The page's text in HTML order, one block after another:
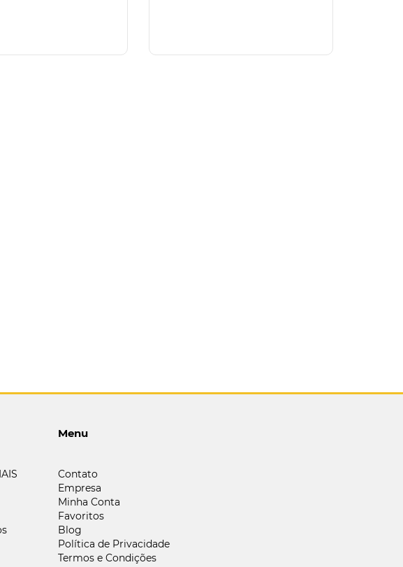
Menu
Contato
Empresa
Minha Conta
Favoritos
Blog
Política de Privacidade
Termos e Condições